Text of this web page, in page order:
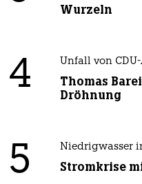
Wurzeln
4 Unfall von
Thomas
Dröhnung
5 Niedrigwasser
Stromkrise